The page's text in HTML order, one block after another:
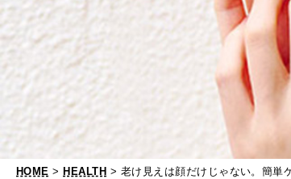
元
を
は
じ
め
、HOME > HEALTH > 老け見えは顔だけじゃない。簡単